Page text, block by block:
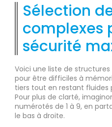
Sélection
complexes
sécurité
Voici une liste de
pour être difficiles à
tiers tout en restant fluides
Pour plus de clarté,
numérotés de 1 à 9, en
le bas à droite.